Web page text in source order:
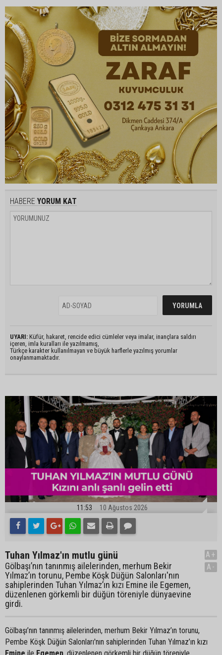
HABERE YORUM KAT
UYARI: Küfür, hakaret, rencide edici cümleler veya imalar, inançlara saldırı
içeren, imla kuralları ile yazılmamış,
Türkçe karakter kullanılmayan ve büyük harflerle yazılmış yorumlar
onaylanmamaktadır.
11:53 10 Ağustos 2026
Tuhan Yılmaz'ın mutlu günü
Gölbaşı’nın tanınmış ailelerinden, merhum Bekir
Yılmaz’ın torunu, Pembe Köşk Düğün Salonları'nın
sahiplerinden Tuhan Yılmaz’ın kızı Emine ile Egemen,
düzenlenen görkemli bir düğün töreniyle dünyaevine
girdi.
A+
A-
Gölbaşı’nın tanınmış ailelerinden, merhum Bekir Yılmaz’ın torunu,
Pembe Köşk Düğün Salonları'nın sahiplerinden Tuhan Yılmaz’ın kızı
Emine ile Egemen , düzenlenen görkemli bir düğün töreniyle